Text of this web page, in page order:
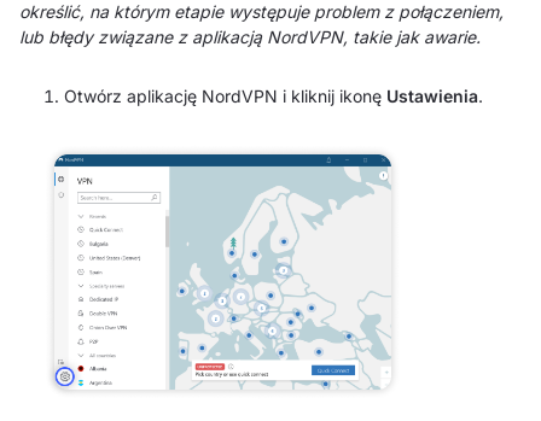
określić, na którym etapie występuje problem z połączeniem,
lub błędy związane z aplikacją NordVPN, takie jak awarie.
Otwórz aplikację NordVPN i kliknij ikonę Ustawienia.